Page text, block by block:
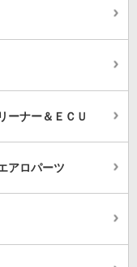
ーナー＆ＥＣＵ
アロパーツ